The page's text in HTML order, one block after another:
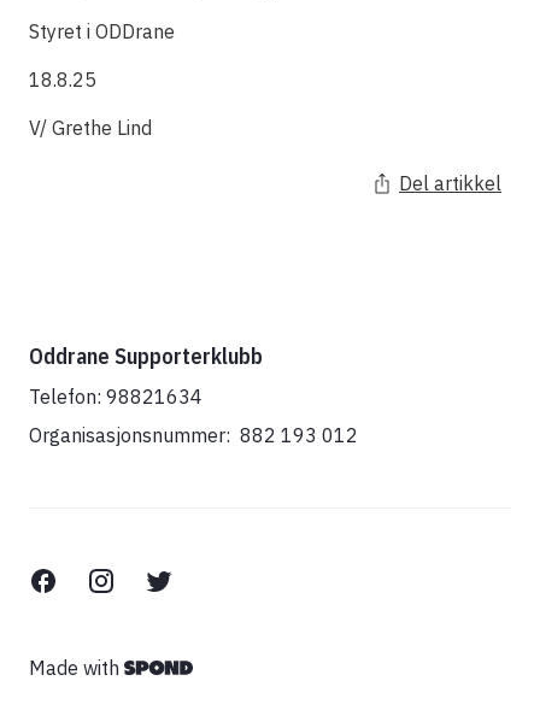
Styret i ODDrane
18.8.25
V/ Grethe Lind
Del artikkel
Oddrane Supporterklubb
Telefon: 98821634
Organisasjonsnummer: 882 193 012
Made with